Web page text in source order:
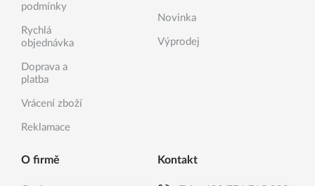
podmínky
Rychlá
objednávka
Doprava a
platba
Vrácení zboží
Reklamace
Novinka
Výprodej
O firmě Kontakt